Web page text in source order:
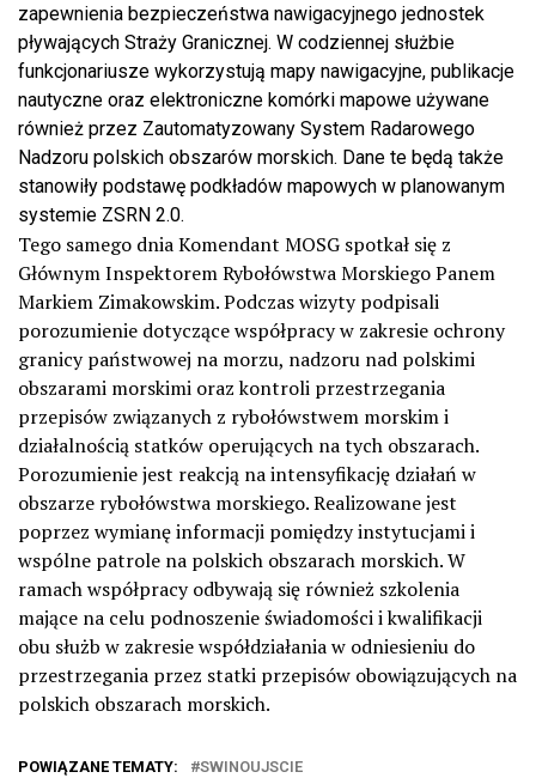
zapewnienia bezpieczeństwa nawigacyjnego jednostek
pływających Straży Granicznej. W codziennej służbie
funkcjonariusze wykorzystują mapy nawigacyjne, publikacje
nautyczne oraz elektroniczne komórki mapowe używane
również przez Zautomatyzowany System Radarowego
Nadzoru polskich obszarów morskich. Dane te będą także
stanowiły podstawę podkładów mapowych w planowanym
systemie ZSRN 2.0.
Tego samego dnia Komendant MOSG spotkał się z
Głównym Inspektorem Rybołówstwa Morskiego Panem
Markiem Zimakowskim. Podczas wizyty podpisali
porozumienie dotyczące współpracy w zakresie ochrony
granicy państwowej na morzu, nadzoru nad polskimi
obszarami morskimi oraz kontroli przestrzegania
przepisów związanych z rybołówstwem morskim i
działalnością statków operujących na tych obszarach.
Porozumienie jest reakcją na intensyfikację działań w
obszarze rybołówstwa morskiego. Realizowane jest
poprzez wymianę informacji pomiędzy instytucjami i
wspólne patrole na polskich obszarach morskich. W
ramach współpracy odbywają się również szkolenia
mające na celu podnoszenie świadomości i kwalifikacji
obu służb w zakresie współdziałania w odniesieniu do
przestrzegania przez statki przepisów obowiązujących na
polskich obszarach morskich.
POWIĄZANE TEMATY: SWINOUJSCIE